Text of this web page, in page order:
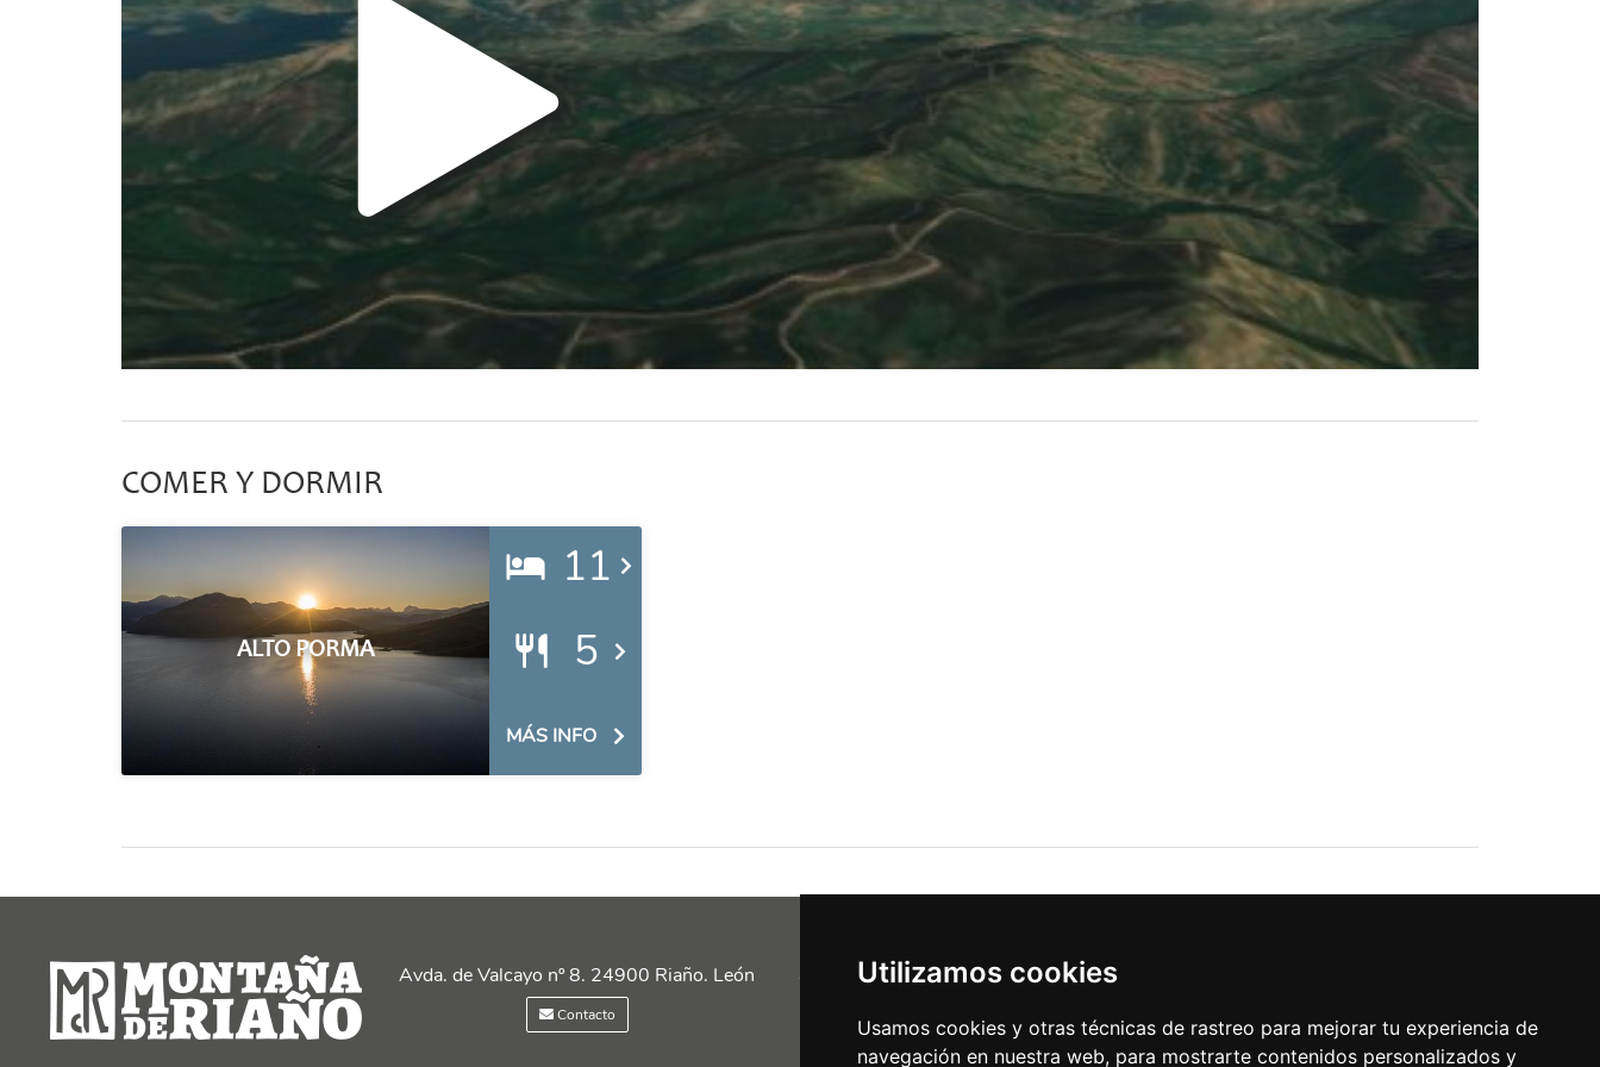
Utilizamos cookies
Usamos cookies y otras técnicas de rastreo para mejorar tu experiencia de
navegación en nuestra web, para mostrarte contenidos personalizados y
COMER Y DORMIR
ALTO PORMA
11
5
MÁS INFO
Avda. de Valcayo nº 8. 24900 Riaño. León
Contacto
Siguénos en las redes